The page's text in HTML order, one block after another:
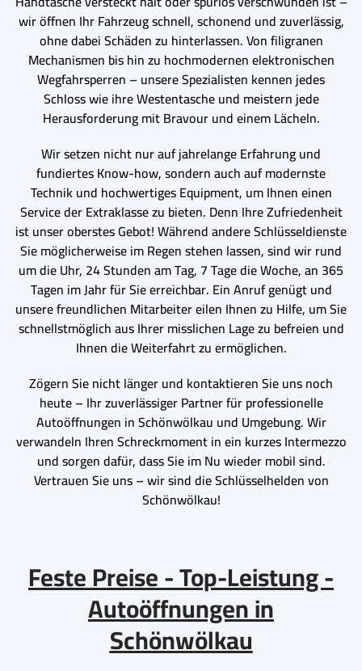
wir öffnen Ihr Fahrzeug schnell, schonend und zuverlässig,
ohne dabei Schäden zu hinterlassen. Von filigranen
Mechanismen bis hin zu hochmodernen elektronischen
Wegfahrsperren – unsere Spezialisten kennen jedes
Schloss wie ihre Westentasche und meistern jede
Herausforderung mit Bravour und einem Lächeln.
Wir setzen nicht nur auf jahrelange Erfahrung und
fundiertes Know-how, sondern auch auf modernste
Technik und hochwertiges Equipment, um Ihnen einen
Service der Extraklasse zu bieten. Denn Ihre Zufriedenheit
ist unser oberstes Gebot! Während andere Schlüsseldienste
Sie möglicherweise im Regen stehen lassen, sind wir rund
um die Uhr, 24 Stunden am Tag, 7 Tage die Woche, an 365
Tagen im Jahr für Sie erreichbar. Ein Anruf genügt und
unsere freundlichen Mitarbeiter eilen Ihnen zu Hilfe, um Sie
schnellstmöglich aus Ihrer misslichen Lage zu befreien und
Ihnen die Weiterfahrt zu ermöglichen.
Zögern Sie nicht länger und kontaktieren Sie uns noch
heute – Ihr zuverlässiger Partner für professionelle
Autoöffnungen in Schönwölkau und Umgebung. Wir
verwandeln Ihren Schreckmoment in ein kurzes Intermezzo
und sorgen dafür, dass Sie im Nu wieder mobil sind.
Vertrauen Sie uns – wir sind die Schlüsselhelden von
Schönwölkau!
Feste Preise - Top-Leistung -
Autoöffnungen in
Schönwölkau